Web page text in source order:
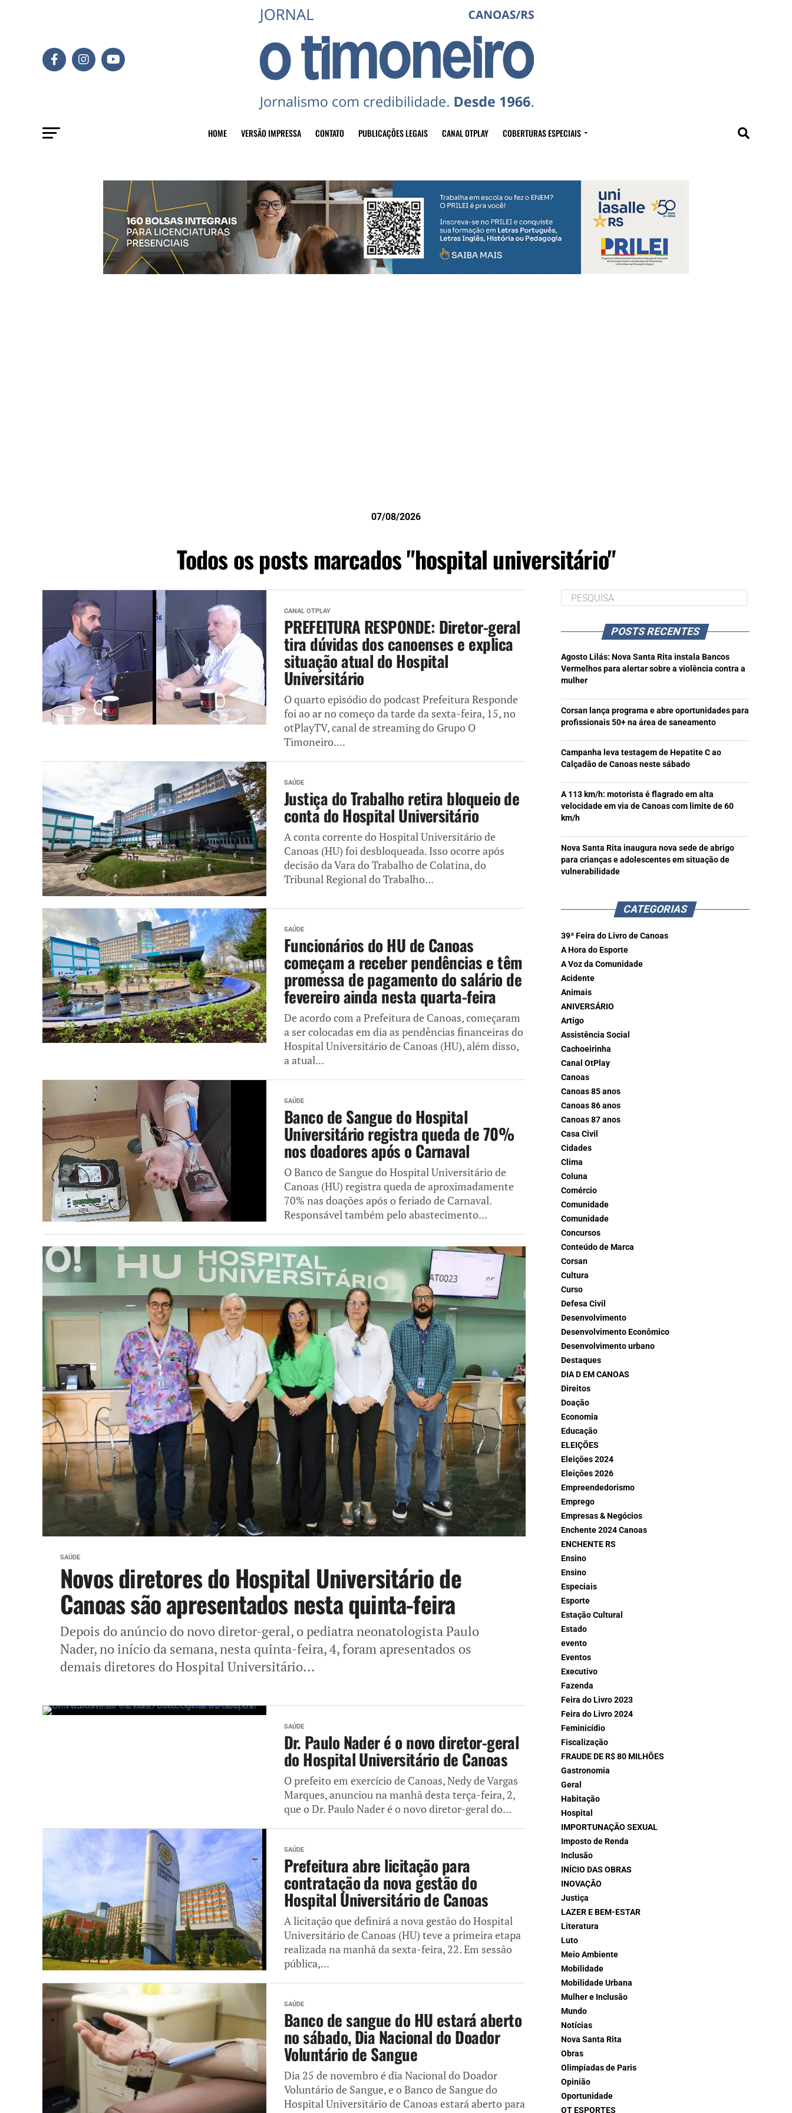
HOME VERSÃO IMPRESSA CONTATO PUBLICAÇÕES LEGAIS CANAL OTPLAY COBERTURAS ESPECIAIS
07/08/2026
Todos os posts marcados "hospital universitário"
CANAL OTPLAY
PREFEITURA RESPONDE: Diretor-geral
tira dúvidas dos canoenses e explica
situação atual do Hospital
Universitário
O quarto episódio do podcast Prefeitura Responde
foi ao ar no começo da tarde da sexta-feira, 15, no
otPlayTV, canal de streaming do Grupo O
Timoneiro....
SAÚDE
Justiça do Trabalho retira bloqueio de
conta do Hospital Universitário
A conta corrente do Hospital Universitário de
Canoas (HU) foi desbloqueada. Isso ocorre após
decisão da Vara do Trabalho de Colatina, do
Tribunal Regional do Trabalho...
SAÚDE
Funcionários do HU de Canoas
começam a receber pendências e têm
promessa de pagamento do salário de
fevereiro ainda nesta quarta-feira
De acordo com a Prefeitura de Canoas, começaram
a ser colocadas em dia as pendências financeiras do
Hospital Universitário de Canoas (HU), além disso,
a atual...
SAÚDE
Banco de Sangue do Hospital
Universitário registra queda de 70%
nos doadores após o Carnaval
O Banco de Sangue do Hospital Universitário de
Canoas (HU) registra queda de aproximadamente
70% nas doações após o feriado de Carnaval.
Responsável também pelo abastecimento...
SAÚDE
Novos diretores do Hospital Universitário de
Canoas são apresentados nesta quinta-feira
Depois do anúncio do novo diretor-geral, o pediatra neonatologista Paulo
Nader, no início da semana, nesta quinta-feira, 4, foram apresentados os
demais diretores do Hospital Universitário...
SAÚDE
Dr. Paulo Nader é o novo diretor-geral
do Hospital Universitário de Canoas
O prefeito em exercício de Canoas, Nedy de Vargas
Marques, anunciou na manhã desta terça-feira, 2,
que o Dr. Paulo Nader é o novo diretor-geral do...
SAÚDE
Prefeitura abre licitação para
contratação da nova gestão do
Hospital Universitário de Canoas
A licitação que definirá a nova gestão do Hospital
Universitário de Canoas (HU) teve a primeira etapa
realizada na manhã da sexta-feira, 22. Em sessão
pública,...
SAÚDE
Banco de sangue do HU estará aberto
no sábado, Dia Nacional do Doador
Voluntário de Sangue
Dia 25 de novembro é dia Nacional do Doador
Voluntário de Sangue, e o Banco de Sangue do
Hospital Universitário de Canoas estará aberto para
POSTS RECENTES
Agosto Lilás: Nova Santa Rita instala Bancos
Vermelhos para alertar sobre a violência contra a
mulher
Corsan lança programa e abre oportunidades para
profissionais 50+ na área de saneamento
Campanha leva testagem de Hepatite C ao
Calçadão de Canoas neste sábado
A 113 km/h: motorista é flagrado em alta
velocidade em via de Canoas com limite de 60
km/h
Nova Santa Rita inaugura nova sede de abrigo
para crianças e adolescentes em situação de
vulnerabilidade
CATEGORIAS
39ª Feira do Livro de Canoas
A Hora do Esporte
A Voz da Comunidade
Acidente
Animais
ANIVERSÁRIO
Artigo
Assistência Social
Cachoeirinha
Canal OtPlay
Canoas
Canoas 85 anos
Canoas 86 anos
Canoas 87 anos
Casa Civil
Cidades
Clima
Coluna
Comércio
Comunidade
Comunidade
Concursos
Conteúdo de Marca
Corsan
Cultura
Curso
Defesa Civil
Desenvolvimento
Desenvolvimento Econômico
Desenvolvimento urbano
Destaques
DIA D EM CANOAS
Direitos
Doação
Economia
Educação
ELEIÇÕES
Eleições 2024
Eleições 2026
Empreendedorismo
Emprego
Empresas & Negócios
Enchente 2024 Canoas
ENCHENTE RS
Ensino
Ensino
Especiais
Esporte
Estação Cultural
Estado
evento
Eventos
Executivo
Fazenda
Feira do Livro 2023
Feira do Livro 2024
Feminicídio
Fiscalização
FRAUDE DE R$ 80 MILHÕES
Gastronomia
Geral
Habitação
Hospital
IMPORTUNAÇÃO SEXUAL
Imposto de Renda
Inclusão
INÍCIO DAS OBRAS
INOVAÇÃO
Justiça
LAZER E BEM-ESTAR
Literatura
Luto
Meio Ambiente
Mobilidade
Mobilidade Urbana
Mulher e Inclusão
Mundo
Notícias
Nova Santa Rita
Obras
Olimpíadas de Paris
Opinião
Oportunidade
OT ESPORTES